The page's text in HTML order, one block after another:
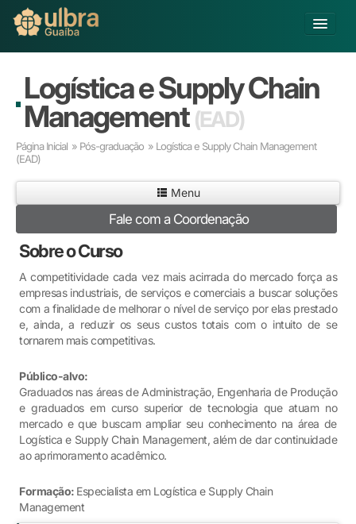
Buscar
Já sou Aluno
Matricule-se
Educação a Distância
Pesquisa
Extensão
Infraestrutura e Serviços
Inovação
Sobre a ULBRA
Logística e Supply Chain
Management(EAD)
Página Inicial » Pós-graduação » Logística e Supply Chain Management
(EAD)
Menu
Fale com a Coordenação
Sobre o Curso
A competitividade cada vez mais acirrada do mercado força as
empresas industriais, de serviços e comerciais a buscar soluções
com a finalidade de melhorar o nível de serviço por elas prestado
e, ainda, a reduzir os seus custos totais com o intuito de se
tornarem mais competitivas.
Público-alvo:
Graduados nas áreas de Administração, Engenharia de Produção
e graduados em curso superior de tecnologia que atuam no
mercado e que buscam ampliar seu conhecimento na área de
Logística e Supply Chain Management, além de dar continuidade
ao aprimoramento acadêmico.
Formação: Especialista em Logística e Supply Chain
Management